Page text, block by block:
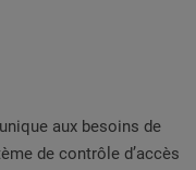
aux besoins de
de contrôle d’accès